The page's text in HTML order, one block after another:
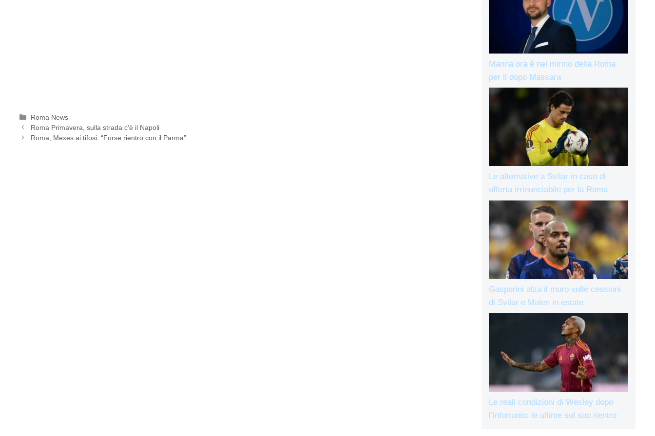
Categorie
Roma News
Roma Primavera, sulla strada c’è il Napoli
Roma, Mexes ai tifosi: “Forse rientro con il Parma”
Manna ora è nel mirino della Roma
per il dopo Massara
Le alternative a Svilar in caso di
offerta irrinunciabile per la Roma
Gasperini alza il muro sulle cessioni
di Svilar e Malen in estate
Le reali condizioni di Wesley dopo
l’infortunio: le ultime sul suo rientro